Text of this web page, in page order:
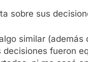
sobre sus
similar (además
fueron